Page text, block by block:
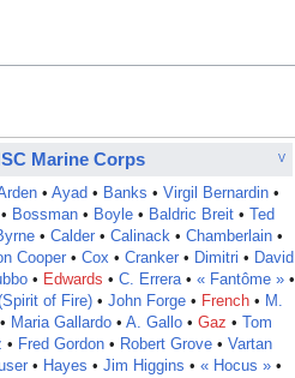
V
Marine Corps
• Ayad • Banks • Virgil Bernardin•
Bossman• Boyle• Baldric Breit•
Ted
• Calder• Calinack• Chamberlain•
Cooper• Cox • Cranker• Dimitri • David
• Edwards • C. Errera• « Fantôme » •
of Fire) • John Forge • French • M.
Maria Gallardo• A. Gallo• Gaz •
Tom
• Fred Gordon• Robert Grove• Vartan
• Hayes • Jim Higgins • « Hocus » •